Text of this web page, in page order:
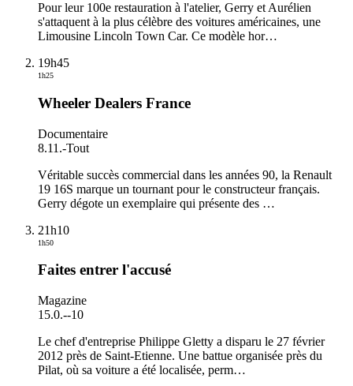
Pour leur 100e restauration à l'atelier, Gerry et Aurélien
s'attaquent à la plus célèbre des voitures américaines, une
Limousine Lincoln Town Car. Ce modèle hor…
19h45
1h25
Wheeler Dealers France
Documentaire
8.11.-Tout
Véritable succès commercial dans les années 90, la Renault
19 16S marque un tournant pour le constructeur français.
Gerry dégote un exemplaire qui présente des …
21h10
1h50
Faites entrer l'accusé
Magazine
15.0.--10
Le chef d'entreprise Philippe Gletty a disparu le 27 février
2012 près de Saint-Etienne. Une battue organisée près du
Pilat, où sa voiture a été localisée, perm…